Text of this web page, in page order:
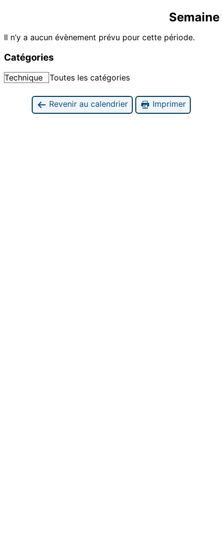
Il n’y a aucun évènement prévu pour cette période.
Catégories
Technique Toutes les catégories
Revenir au calendrier Imprimer